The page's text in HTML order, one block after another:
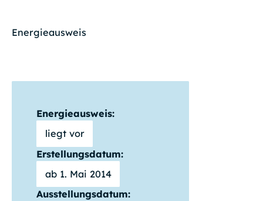
Energieausweis
Energieausweis:
liegt vor
Erstellungsdatum:
ab 1. Mai 2014
Ausstellungsdatum: